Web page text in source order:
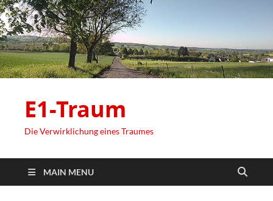
E1-Traum
Die Verwirklichung eines Traumes
MAIN MENU